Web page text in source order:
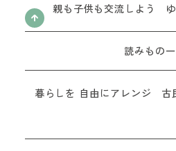
親も子供も交流しよう ゆ
読みもの
暮らしを 自由にアレンジ 古